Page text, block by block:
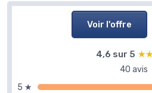
Voir l'offre
4,6 sur 5
40 avis
5 ★